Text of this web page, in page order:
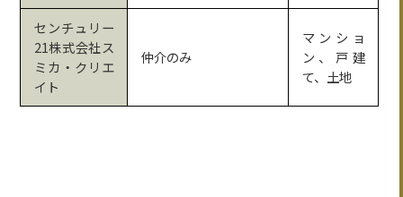
センチュリー
21株式会社ス
ミカ・クリエ
イト
仲介のみ
マンショ
ン、戸建
て、土地